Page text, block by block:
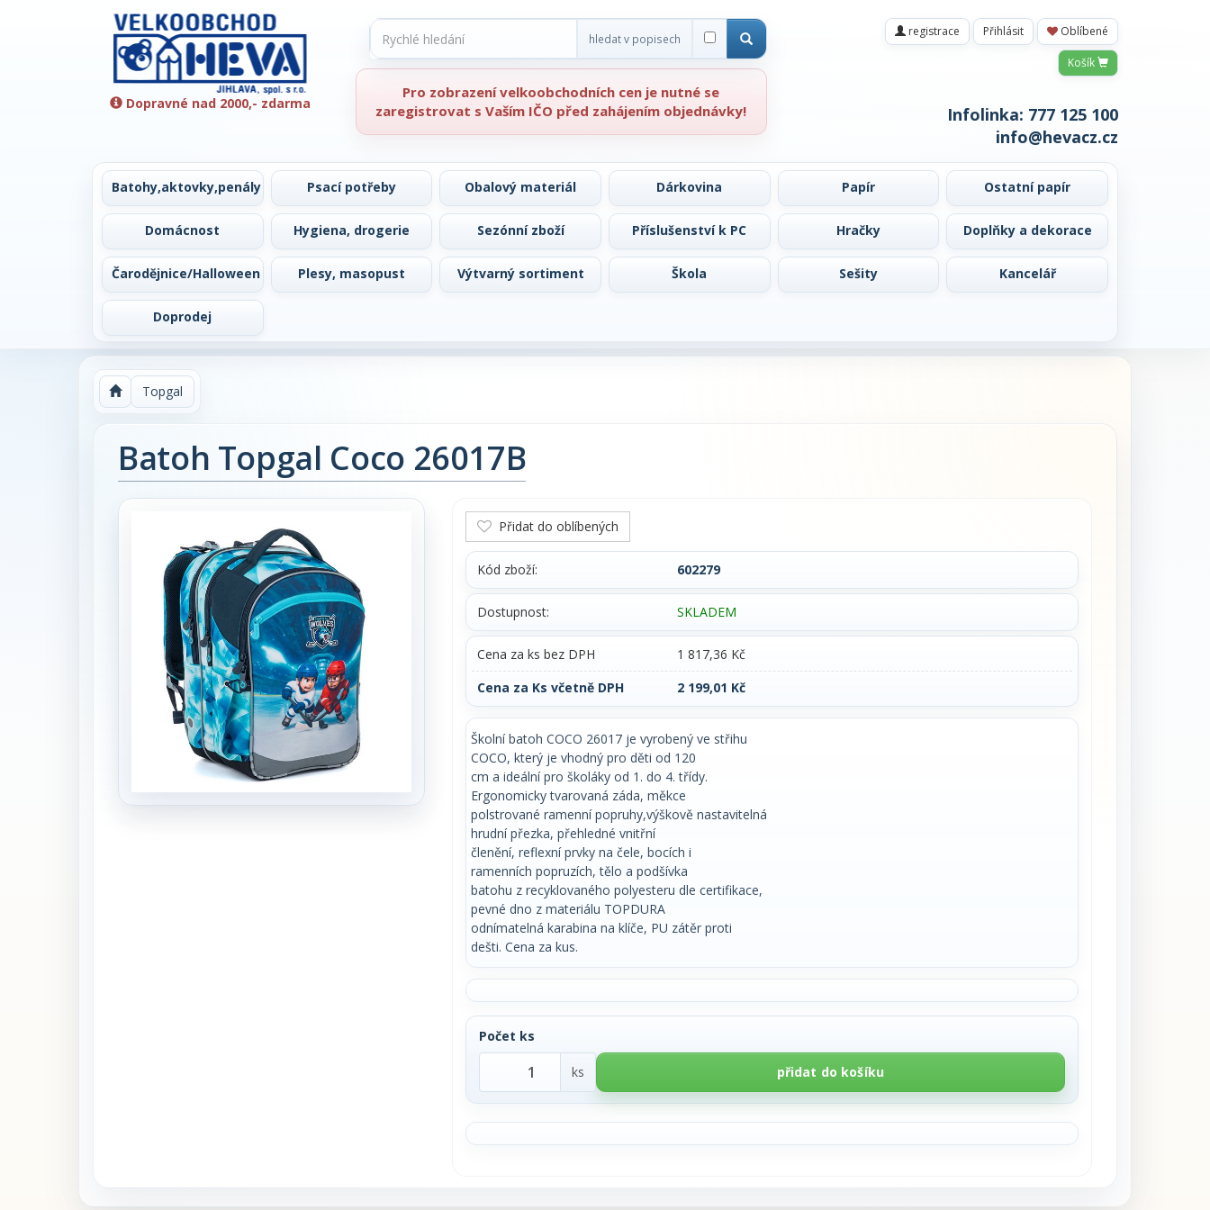
Dopravné nad 2000,- zdarma
hledat v popisech
Pro zobrazení velkoobchodních cen je nutné se
zaregistrovat s Vaším IČO před zahájením objednávky!
registrace Přihlásit Oblíbené
Košík
Infolinka: 777 125 100
info@hevacz.cz
Batohy,aktovky,penály Psací potřeby Obalový materiál Dárkovina Papír Ostatní papír
Domácnost Hygiena, drogerie Sezónní zboží Příslušenství k PC Hračky Doplňky a dekorace
Čarodějnice/Halloween Plesy, masopust Výtvarný sortiment Škola Sešity Kancelář
Doprodej
Topgal
Batoh Topgal Coco 26017B
Přidat do oblíbených
Kód zboží: 602279
Dostupnost: SKLADEM
Cena za ks bez DPH
1 817,36 Kč
Cena za Ks včetně DPH
2 199,01 Kč
Školní batoh COCO 26017 je vyrobený ve střihu
COCO, který je vhodný pro děti od 120
cm a ideální pro školáky od 1. do 4. třídy.
Ergonomicky tvarovaná záda, měkce
polstrované ramenní popruhy,výškově nastavitelná
hrudní přezka, přehledné vnitřní
členění, reflexní prvky na čele, bocích i
ramenních popruzích, tělo a podšívka
batohu z recyklovaného polyesteru dle certifikace,
pevné dno z materiálu TOPDURA
odnímatelná karabina na klíče, PU zátěr proti
dešti. Cena za kus.
Počet ks
ks